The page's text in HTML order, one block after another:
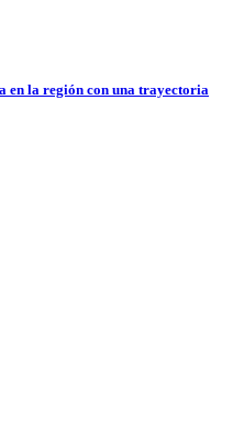
en la región con una trayectoria